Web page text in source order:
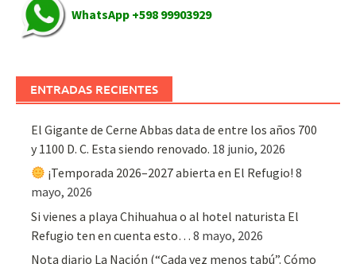
WhatsApp +598 99903929
ENTRADAS RECIENTES
El Gigante de Cerne Abbas data de entre los años 700
y 1100 D. C. Esta siendo renovado. 18 junio, 2026
¡Temporada 2026–2027 abierta en El Refugio! 8
mayo, 2026
Si vienes a playa Chihuahua o al hotel naturista El
Refugio ten en cuenta esto… 8 mayo, 2026
Nota diario La Nación (“Cada vez menos tabú”. Cómo